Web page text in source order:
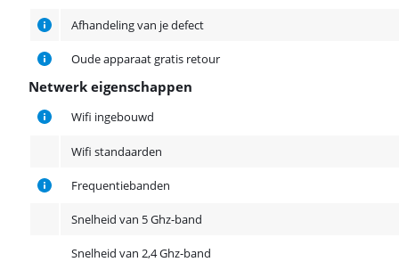
Afhandeling van je defect
Oude apparaat gratis retour
Netwerk eigenschappen
Netwerk eigenschappen
Wifi ingebouwd
Wifi standaarden
Frequentiebanden
Snelheid van 5 Ghz-band
Snelheid van 2,4 Ghz-band